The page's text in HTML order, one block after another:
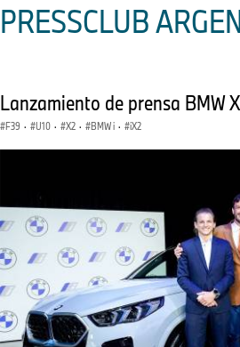
PRESSCLUB
Lanzamiento de prensa BMW
F39 · U10 · X2 · BMW i · iX2